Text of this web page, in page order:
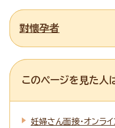
對懷孕者
このページを見た人
妊婦さん面接・オンラ